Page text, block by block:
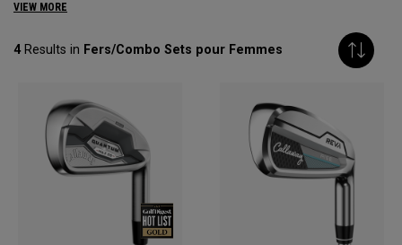
VIEW MORE
4Results in Fers/Combo Sets pour Femmes